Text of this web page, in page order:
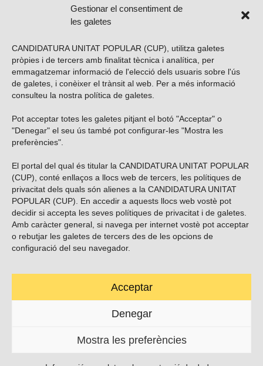
Gestionar el consentiment de
les galetes
CANDIDATURA UNITAT POPULAR (CUP), utilitza galetes
pròpies i de tercers amb finalitat tècnica i analítica, per
emmagatzemar informació de l'elecció dels usuaris sobre l'ús
de galetes, i conèixer el trànsit al web. Per a més informació
consulteu la nostra política de galetes
Pot acceptar totes les galetes pitjant el botó "Acceptar" o
"Denegar" el seu ús també pot configurar-les "Mostra les
preferències".
El portal del qual és titular la CANDIDATURA UNITAT POPULAR
(CUP), conté enllaços a llocs web de tercers, les polítiques de
privacitat dels quals són alienes a la CANDIDATURA UNITAT
POPULAR (CUP). En accedir a aquests llocs web vostè pot
decidir si accepta les seves polítiques de privacitat i de galetes.
Amb caràcter general, si navega per internet vostè pot acceptar
o rebutjar les galetes de tercers des de les opcions de
configuració del seu navegador.
Acceptar
Denegar
Mostra les preferències
Vols subscriure’t al nostre butlletí?
ENVIAR
Troba’ns a les xarxes socials
Carrer Casp 180 (baixos), Barcelona.
contacte@cup.cat